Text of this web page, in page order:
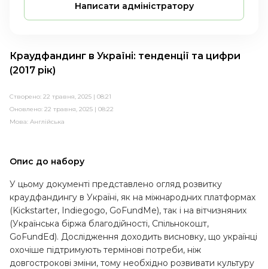
Краудфандинг в Україні: тенденції та цифри
(2017 рік)
Створено: 22 травня, 2025 | 08:21
Оновлено: 22 травня, 2025 | 08:22
Мова: Англійська
Опис до набору
У цьому документі представлено огляд розвитку
краудфандингу в Україні, як на міжнародних платформах
(Kickstarter, Indiegogo, GoFundMe), так і на вітчизняних
(Українська біржа благодійності, Спільнокошт,
GoFundEd). Дослідження доходить висновку, що українці
охочіше підтримують термінові потреби, ніж
довгострокові зміни, тому необхідно розвивати культуру
Написати адміністратору